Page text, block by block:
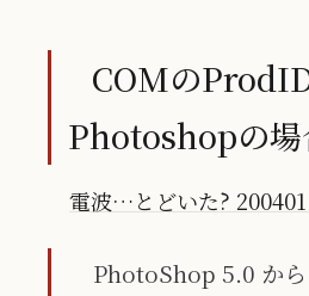
COMの
Photoshopの場
電波…とどいた?
PhotoShop 5.0 か